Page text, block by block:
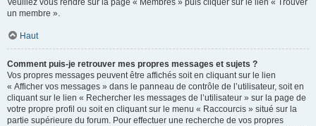
Veuillez vous rendre sur la page « Membres » puis cliquer sur le lien « Trouver
un membre ».
Haut
Comment puis-je retrouver mes propres messages et sujets ?
Vos propres messages peuvent être affichés soit en cliquant sur le lien
« Afficher vos messages » dans le panneau de contrôle de l’utilisateur, soit en
cliquant sur le lien « Rechercher les messages de l’utilisateur » sur la page de
votre propre profil ou soit en cliquant sur le menu « Raccourcis » situé sur la
partie supérieure du forum. Pour effectuer une recherche de vos propres